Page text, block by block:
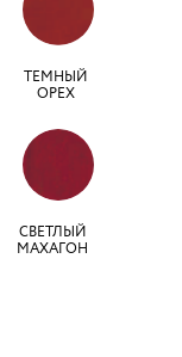
ТЕМНЫЙ
ОРЕХ
СВЕТЛЫЙ
МАХАГОН